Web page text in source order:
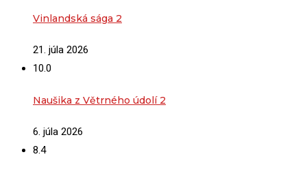
Vinlandská sága 2
21. júla 2026
10.0
Naušika z Větrného údolí 2
6. júla 2026
8.4